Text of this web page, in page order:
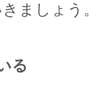
ましょう。
る